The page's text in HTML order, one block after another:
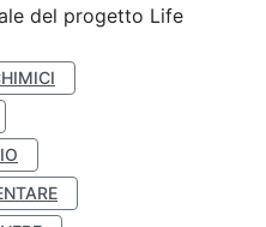
del progetto Life